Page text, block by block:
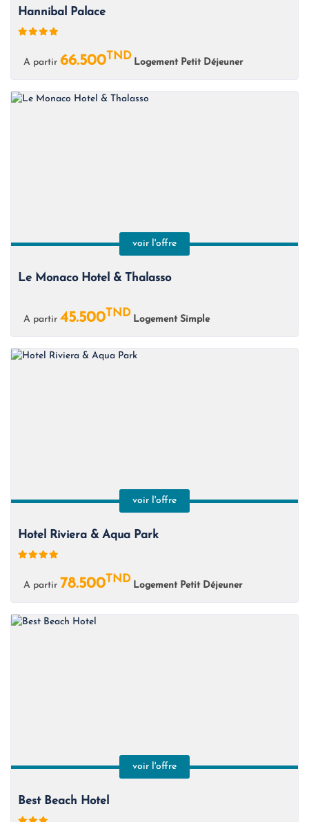
Hannibal Palace
A partir 66.500TND
Logement Petit Déjeuner
voir l'offre
Le Monaco Hotel & Thalasso
A partir 45.500TND
Logement Simple
voir l'offre
Hotel Riviera & Aqua Park
A partir 78.500TND
Logement Petit Déjeuner
voir l'offre
Best Beach Hotel